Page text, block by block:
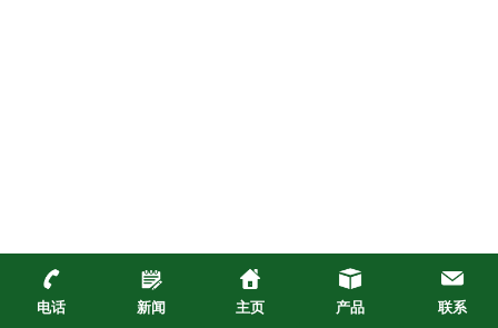
电话 新闻 主页 产品 联系